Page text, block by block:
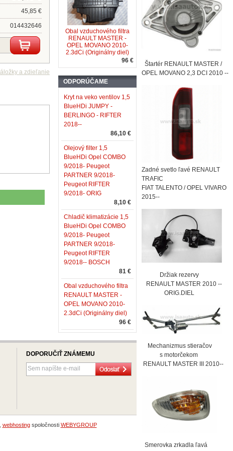
45,85 €
014432646
Obal vzduchového filtra
RENAULT MASTER -
OPEL MOVANO 2010-
2.3dCi (Originálny diel)
96 €
ODPORÚČAME
Kryt na veko ventilov 1,5
BlueHDi JUMPY -
BERLINGO - RIFTER
2018--
86,10 €
Olejový filter 1,5
BlueHDi Opel COMBO
9/2018- Peugeot
PARTNER 9/2018-
Peugeot RIFTER
9/2018- ORIG
8,10 €
Chladič klimatizácie 1,5
BlueHDi Opel COMBO
9/2018- Peugeot
PARTNER 9/2018-
Peugeot RIFTER
9/2018-- BOSCH
81 €
Obal vzduchového filtra
RENAULT MASTER -
OPEL MOVANO 2010-
2.3dCi (Originálny diel)
96 €
DOPORUČIŤ ZNÁMEMU
webhostingspoločnosti WEBYGROUP
Štartér RENAULT MASTER /
OPEL MOVANO 2,3 DCI 2010 --
Zadné svetlo ľavé RENAULT
TRAFIC
FIAT TALENTO / OPEL VIVARO
2015--
Držiak rezervy
RENAULT MASTER 2010 --
ORIG.DIEL
Mechanizmus stieračov
s motorčekom
RENAULT MASTER III 2010--
Smerovka zrkadla ľavá